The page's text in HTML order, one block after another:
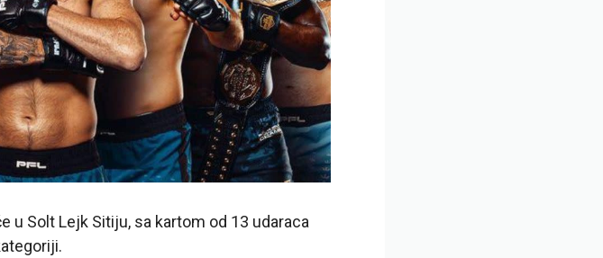
u Solt Lejk Sitiju, sa kartom od 13 udaraca